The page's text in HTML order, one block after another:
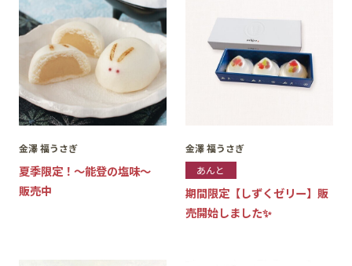
金澤 福うさぎ
夏季限定！〜能登の塩味〜
販売中
金澤 福うさぎ
あんと
期間限定【しずくゼリー】販
売開始しました✨